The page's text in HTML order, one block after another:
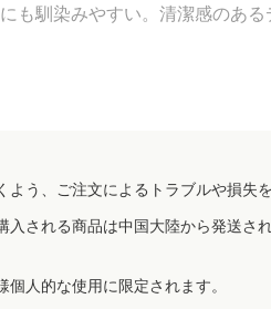
も馴染みやすい。清潔感のある
う、ご注文によるトラブルや損失
される商品は中国大陸から発送
人的な使用に限定されます。